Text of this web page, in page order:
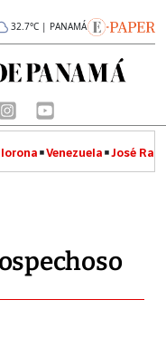
32.7°C | PANAMÁ
Venezuela José